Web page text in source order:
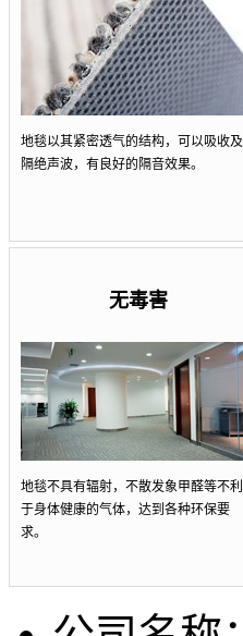
地毯以其紧密透气的结构，可以吸收及
隔绝声波，有良好的隔音效果。
无毒害
地毯不具有辐射，不散发象甲醛等不利
于身体健康的气体，达到各种环保要
求。